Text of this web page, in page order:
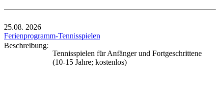
25.08. 2026
Ferienprogramm-Tennisspielen
Beschreibung:
Tennisspielen für Anfänger und Fortgeschrittene
(10-15 Jahre; kostenlos)